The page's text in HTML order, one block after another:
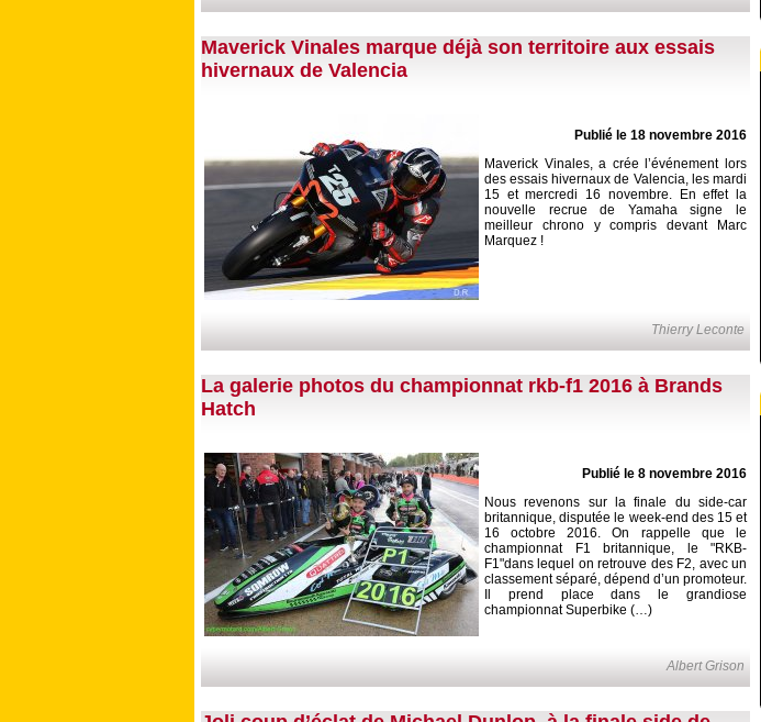
Maverick Vinales marque déjà son territoire aux essais
hivernaux de Valencia
Publié le 18 novembre 2016
Maverick Vinales, a crée l’événement lors
des essais hivernaux de Valencia, les mardi
15 et mercredi 16 novembre. En effet la
nouvelle recrue de Yamaha signe le
meilleur chrono y compris devant Marc
Marquez !
Thierry Leconte
La galerie photos du championnat rkb-f1 2016 à Brands
Hatch
Publié le 8 novembre 2016
Nous revenons sur la finale du side-car
britannique, disputée le week-end des 15 et
16 octobre 2016. On rappelle que le
championnat F1 britannique, le "RKB-
F1"dans lequel on retrouve des F2, avec un
classement séparé, dépend d’un promoteur.
Il prend place dans le grandiose
championnat Superbike (…)
Albert Grison